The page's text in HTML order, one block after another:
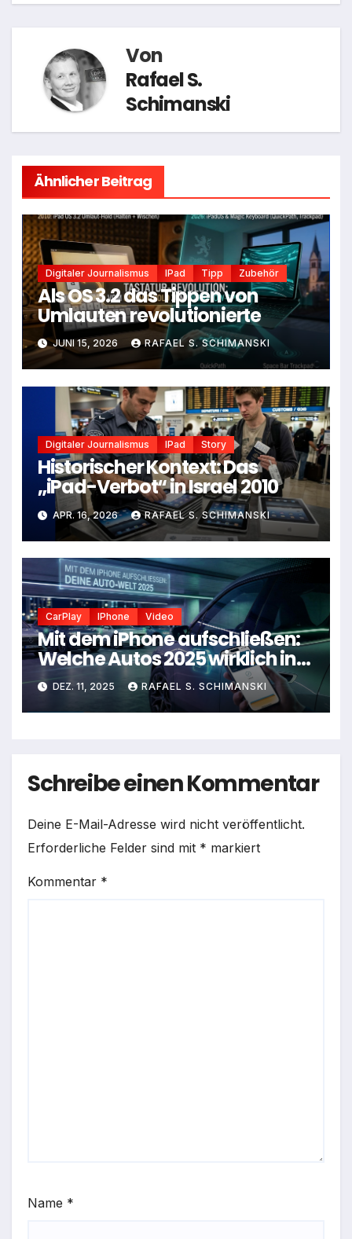
Von
Rafael S.
Schimanski
Ähnlicher Beitrag
Digitaler Journalismus IPad Tipp Zubehör
Als OS 3.2 das Tippen von
Umlauten revolutionierte
JUNI 15, 2026 RAFAEL S. SCHIMANSKI
Digitaler Journalismus IPad Story
Historischer Kontext: Das
„iPad-Verbot“ in Israel 2010
APR. 16, 2026 RAFAEL S. SCHIMANSKI
CarPlay IPhone Video
Mit dem iPhone aufschließen:
Welche Autos 2025 wirklich in
deine Apple-Welt passen
DEZ. 11, 2025 RAFAEL S. SCHIMANSKI
Schreibe einen Kommentar
Deine E-Mail-Adresse wird nicht veröffentlicht.
Erforderliche Felder sind mit * markiert
Kommentar *
Name *